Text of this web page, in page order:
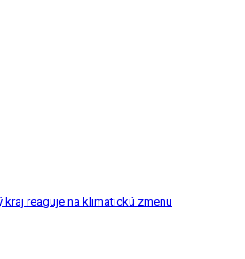
reaguje na klimatickú zmenu